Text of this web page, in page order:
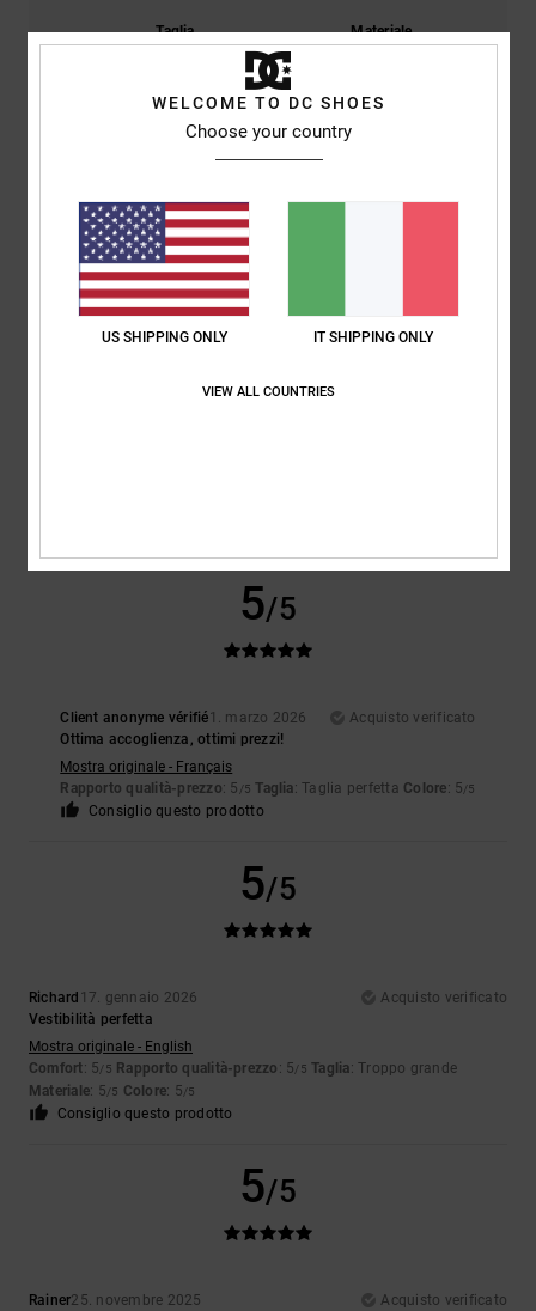
Taglia
Materiale
Colore
4
5/5
Client anonyme vérifié1. marzo 2026
Acquisto verificato
Ottima accoglienza, ottimi prezzi!
Mostra originale - Français
Rapporto qualità-prezzo: 5 /5 Taglia: Taglia perfetta Colore: 5/5
Consiglio questo prodotto
5/5
Richard 17. gennaio 2026
Acquisto verificato
Vestibilità perfetta
Mostra originale - English
Comfort: 5/5 Rapporto qualità-prezzo : 5/5 Taglia: Troppo grande
Materiale: 5/5 Colore: 5/5
Consiglio questo prodotto
5/5
Rainer25. novembre 2025
Acquisto verificato
WELCOME TO DC SHOES
Choose your country
US SHIPPING ONLY IT SHIPPING ONLY
VIEW ALL COUNTRIES